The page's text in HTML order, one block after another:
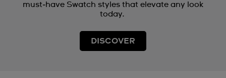
must‑have Swatch styles that elevate any look
today.
DISCOVER